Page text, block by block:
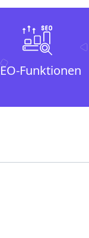
Funktionen